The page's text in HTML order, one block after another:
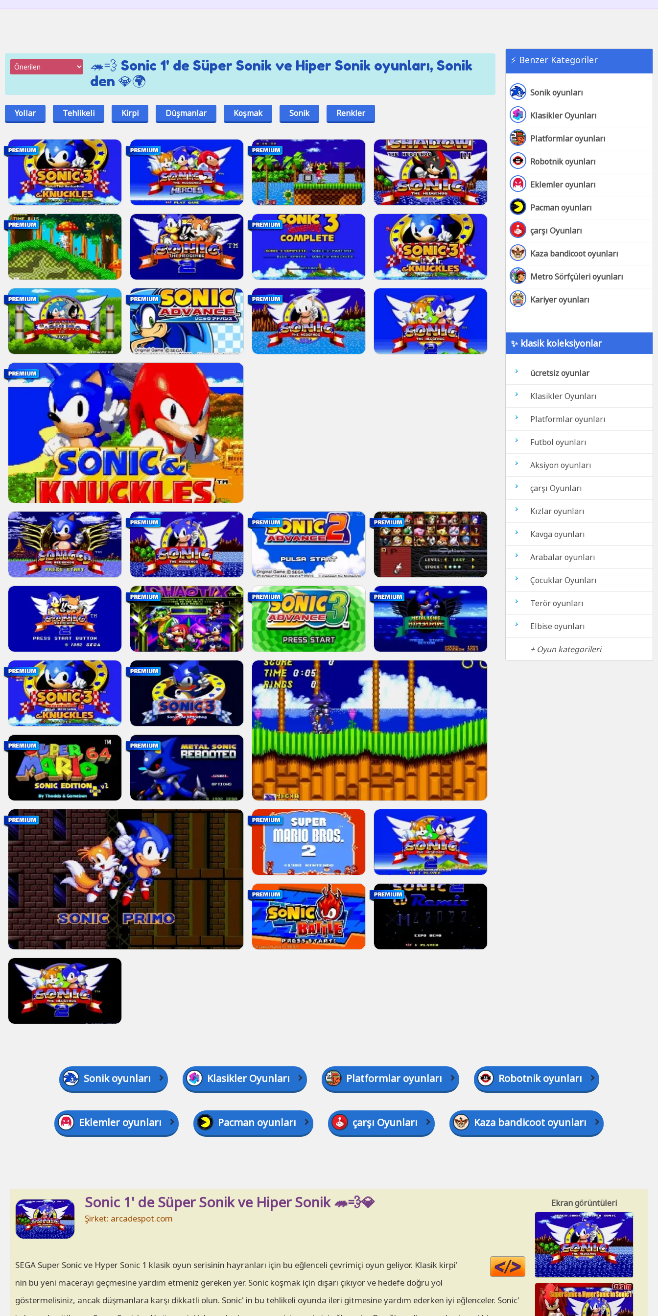
⚡ Benzer Kategoriler
Sonik oyunları
Klasikler Oyunları
Platformlar oyunları
Robotnik oyunları
Eklemler oyunları
Pacman oyunları
çarşı Oyunları
Kaza bandicoot oyunları
Metro Sörfçüleri oyunları
Kariyer oyunları
✨ klasik koleksiyonlar
ücretsiz oyunlar
Klasikler Oyunları
Platformlar oyunları
Futbol oyunları
Aksiyon oyunları
çarşı Oyunları
Kızlar oyunları
Kavga oyunları
Arabalar oyunları
Çocuklar Oyunları
Terör oyunları
Elbise oyunları
+ Oyun kategorileri
🦔💨 Sonic 1' de Süper Sonik ve Hiper Sonik oyunları, Sonik
den 💎🌍
Yollar Tehlikeli Kirpi Düşmanlar Koşmak Sonik Renkler
Sonik oyunları Klasikler Oyunları Platformlar oyunları Robotnik oyunları
Eklemler oyunları Pacman oyunları çarşı Oyunları Kaza bandicoot oyunları
Ekran görüntüleri
Sonic 1' de Süper Sonik ve Hiper Sonik 🦔💨💎
Şirket: arcadespot.com
Code
HTML
SEGA Super Sonic ve Hyper Sonic 1 klasik oyun serisinin hayranları için bu eğlenceli çevrimiçi oyun geliyor. Klasik kirpi'
nin bu yeni macerayı geçmesine yardım etmeniz gereken yer. Sonic koşmak için dışarı çıkıyor ve hedefe doğru yol
göstermelisiniz, ancak düşmanlara karşı dikkatli olun. Sonic' in bu tehlikeli oyunda ileri gitmesine yardım ederken iyi eğlenceler. Sonic'